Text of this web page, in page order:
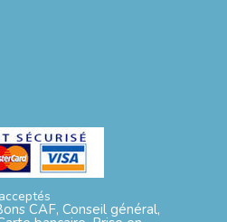
CAF, Conseil général,